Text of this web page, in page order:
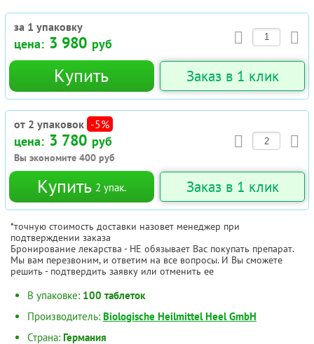
за 1 упаковку
цена: 3 980 руб
Купить Заказ в 1 клик
от 2 упаковок -5%
цена: 3 780 руб
Вы экономите 400 руб
Купить 2 упак. Заказ в 1 клик
*точную стоимость доставки назовет менеджер при
подтверждении заказа
Бронирование лекарства - НЕ обязывает Вас покупать препарат.
Мы вам перезвоним, и ответим на все вопросы. И Вы сможете
решить - подтвердить заявку или отменить ее
В упаковке: 100 таблеток
Производитель: Biologische Heilmittel Heel GmbH
Страна: Германия